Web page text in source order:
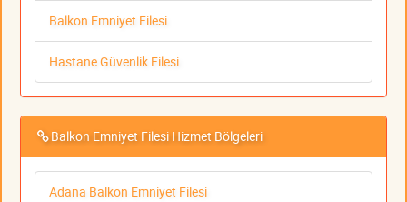
Balkon Emniyet Filesi
Hastane Güvenlik Filesi
Balkon Emniyet Filesi Hizmet Bölgeleri
Adana Balkon Emniyet Filesi